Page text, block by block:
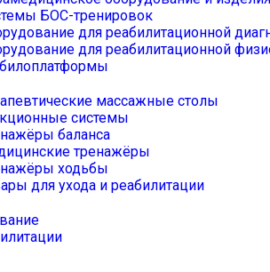
БОС-тренировок
для реабилитационной
для реабилитационной
массажные столы
системы
баланса
тренажёры
ходьбы
для ухода и реабилитации